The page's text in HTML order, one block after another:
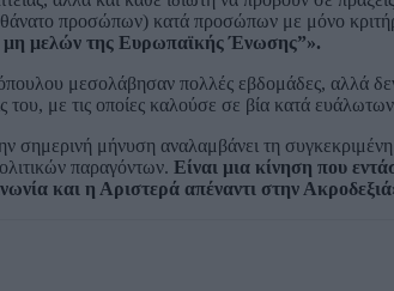
προσώπων) κατά προσώπων με μόνο
μη μελών της Ευρωπαϊκής Ένωσης”».
μεσολάβησαν πολλές εβδομάδες, αλλά
του, με τις οποίες καλούσε σε βία κατά
σημερινή μήνυση αναλαμβάνει τη
παραγόντων. Είναι μια κίνηση που
και η Αριστερά απέναντι στην